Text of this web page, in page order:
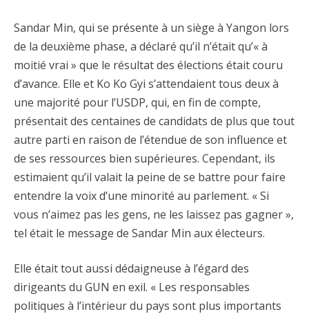
Sandar Min, qui se présente à un siège à Yangon lors
de la deuxième phase, a déclaré qu’il n’était qu’« à
moitié vrai » que le résultat des élections était couru
d’avance. Elle et Ko Ko Gyi s’attendaient tous deux à
une majorité pour l’USDP, qui, en fin de compte,
présentait des centaines de candidats de plus que tout
autre parti en raison de l’étendue de son influence et
de ses ressources bien supérieures. Cependant, ils
estimaient qu’il valait la peine de se battre pour faire
entendre la voix d’une minorité au parlement. « Si
vous n’aimez pas les gens, ne les laissez pas gagner »,
tel était le message de Sandar Min aux électeurs.
Elle était tout aussi dédaigneuse à l’égard des
dirigeants du GUN en exil. « Les responsables
politiques à l’intérieur du pays sont plus importants